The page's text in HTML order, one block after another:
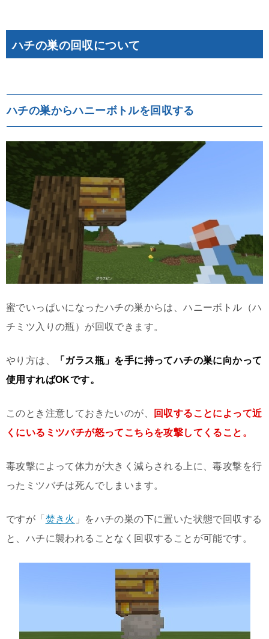
ハチの巣の回収について
ハチの巣からハニーボトルを回収する
蜜でいっぱいになったハチの巣からは、ハニーボトル（ハ
チミツ入りの瓶）が回収できます。
やり方は、
「ガラス瓶」を手に持ってハチの巣に向かって
使用すればOKです。
このとき注意しておきたいのが、
回収することによって近
くにいるミツバチが怒ってこちらを攻撃してくること。
毒攻撃によって体力が大きく減らされる上に、毒攻撃を行
ったミツバチは死んでしまいます。
ですが「 焚き火 」をハチの巣の下に置いた状態で回収する
と、ハチに襲われることなく回収することが可能です。